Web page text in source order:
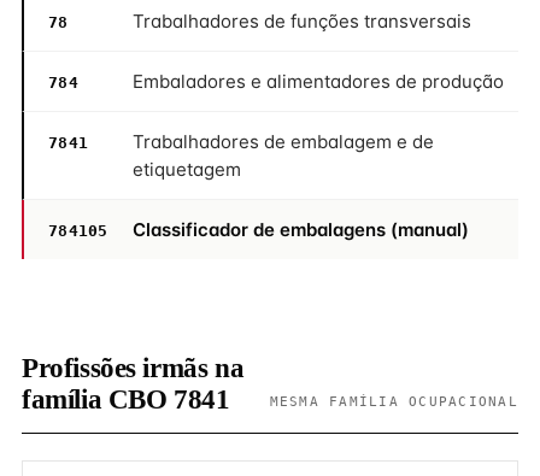
78 Trabalhadores de funções transversais
784 Embaladores e alimentadores de produção
7841
Trabalhadores de embalagem e de
etiquetagem
784105 Classificador de embalagens (manual)
Profissões irmãs na
família CBO 7841
MESMA FAMÍLIA OCUPACIONAL